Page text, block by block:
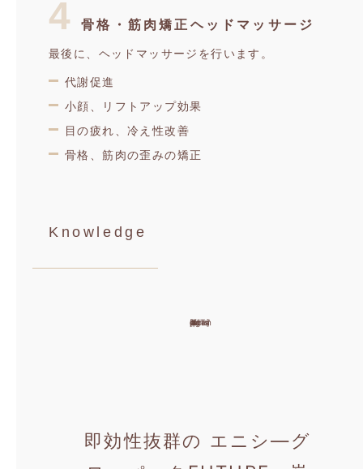
4 骨格・筋肉矯正ヘッドマッサージ
最後に、ヘッドマッサージを行います。
代謝促進
小顔、リフトアップ効果
目の疲れ、冷え性改善
骨格、筋肉の歪みの矯正
Knowledge
[callphp file='svg/iconTansan']
即効性抜群の エニシ―グ